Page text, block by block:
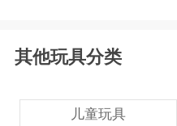
其他玩具分类
儿童玩具